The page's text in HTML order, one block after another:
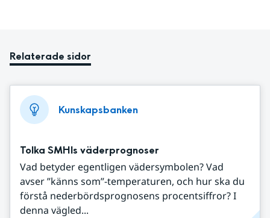
Relaterade sidor
Kunskapsbanken
Tolka SMHIs väderprognoser
Vad betyder egentligen vädersymbolen? Vad
avser ”känns som”-temperaturen, och hur ska du
förstå nederbördsprognosens procentsiffror? I
denna vägled...